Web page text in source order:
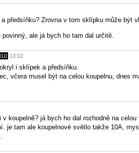
předsíňku? Zrovna v tom sklípku může být
ale já bych ho tam dal určitě.
13:02
i sklípek a předsíňku.
včera musel být na celou koupelnu, dnes
koupelně? já bych ho dal rozhodně na
je tam ale koupelnové světlo takže 10A,